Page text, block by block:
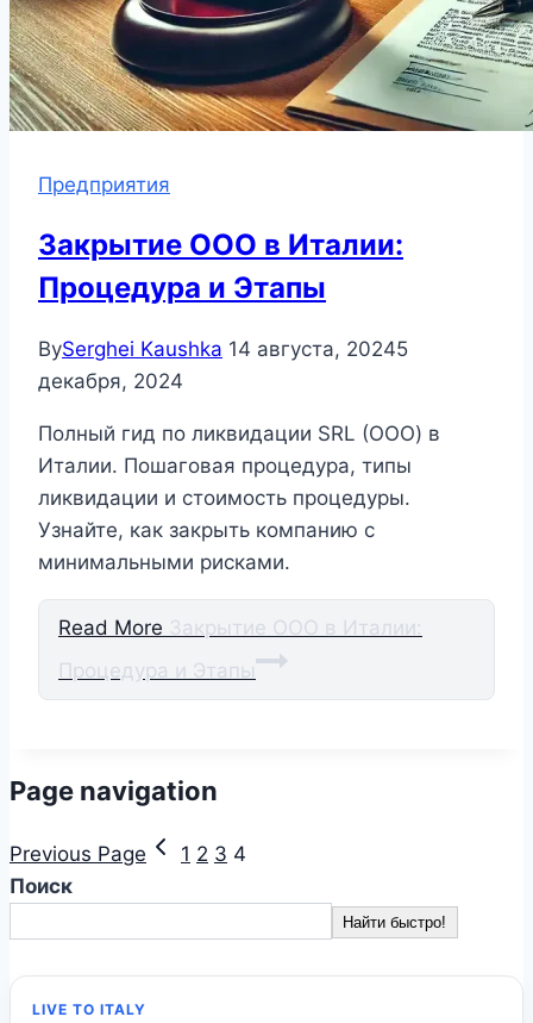
Предприятия
Закрытие ООО в Италии:
Процедура и Этапы
BySerghei Kaushka 14 августа, 20245
декабря, 2024
Полный гид по ликвидации SRL (ООО) в
Италии. Пошаговая процедура, типы
ликвидации и стоимость процедуры.
Узнайте, как закрыть компанию с
минимальными рисками.
Read More Закрытие ООО в Италии:
Процедура и Этапы
Page navigation
Previous Page 1 2 3 4
Поиск
Найти быстро!
LIVE TO ITALY